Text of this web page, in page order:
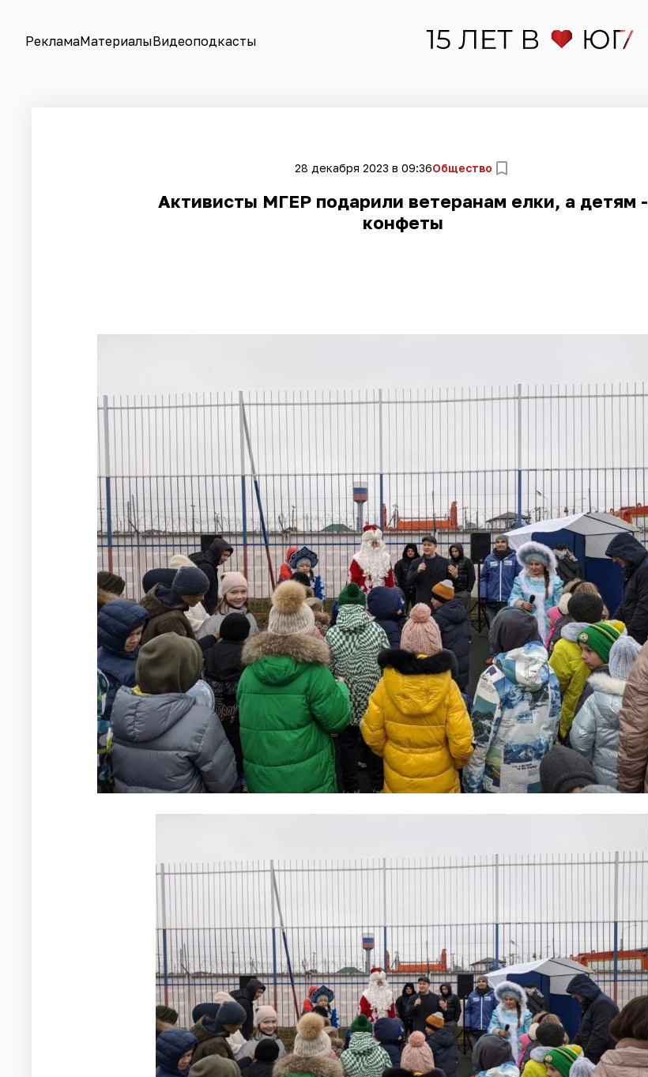
РекламаМатериалыВидеоподкасты
28 декабря 2023 в 09:36Общество
Активисты МГЕР подарили ветеранам елки, а детям -
конфеты